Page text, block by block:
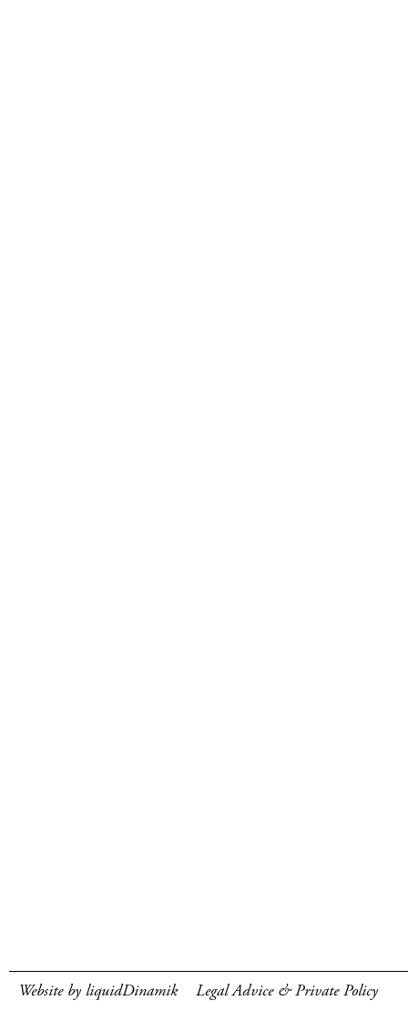
Website by liquidDinamik Legal Advice & Private Policy